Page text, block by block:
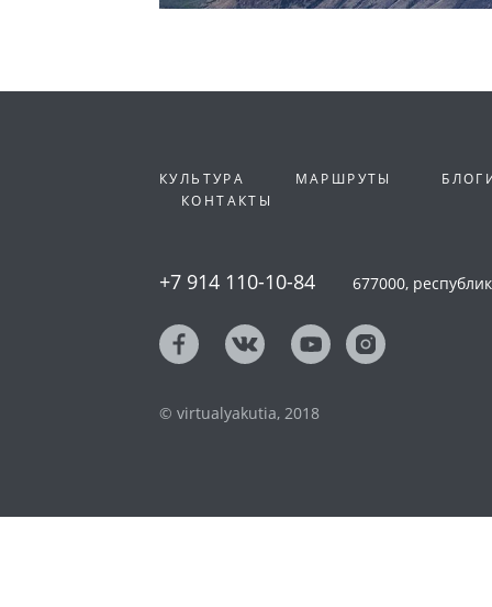
КУЛЬТУРА МАРШРУТЫ
КОНТАКТЫ
+7 914 110-10-84 677000,
© virtualyakutia, 2018